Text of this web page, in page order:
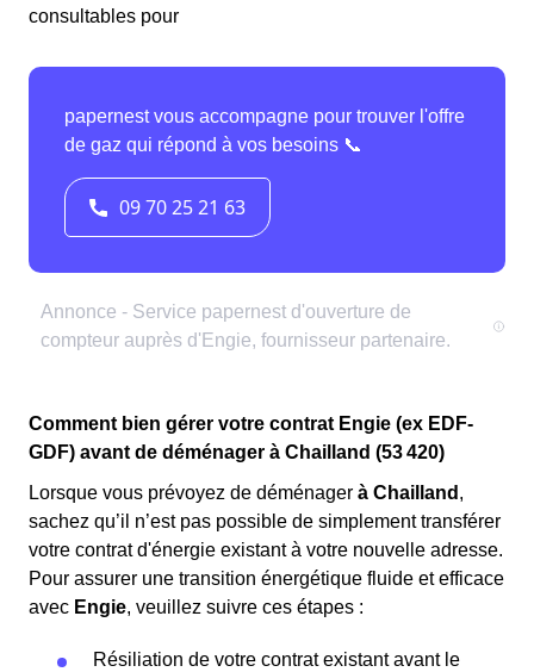
consultables pour
Comment bien gérer votre contrat Engie (ex EDF-
GDF) avant de déménager à Chailland (53 420)
Lorsque vous prévoyez de déménager à Chailland ,
sachez qu’il n’est pas possible de simplement transférer
votre contrat d'énergie existant à votre nouvelle adresse.
Pour assurer une transition énergétique fluide et efficace
avec Engie, veuillez suivre ces étapes :
Résiliation de votre contrat existant avant le